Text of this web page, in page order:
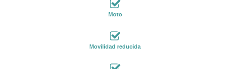
Moto
Movilidad reducida